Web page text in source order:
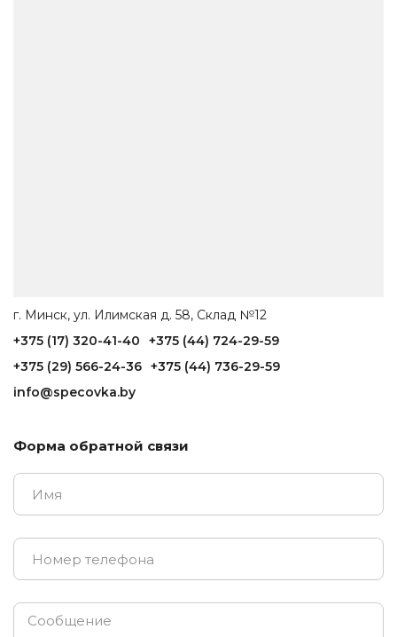
Форма обратной связи
г. Минск, ул. Илимская д. 58, Склад №12
+375 (17) 320-41-40
+375 (44) 724-29-59
+375 (29) 566-24-36 +375 (44) 736-29-59
info@specovka.by